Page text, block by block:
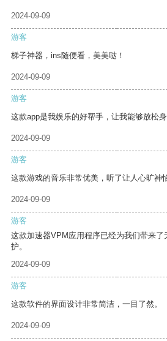
2024-09-09
游客
梯子神器，ins随便看，美美哒！
2024-09-09
游客
这款app是我娱乐的好帮手，让我能够放松身
2024-09-09
游客
这款游戏的音乐非常优美，听了让人心旷神
2024-09-09
游客
这款加速器VPM应用程序已经为我们带来
护。
2024-09-09
游客
这款软件的界面设计非常简洁，一目了然。
2024-09-09